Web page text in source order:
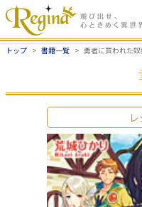
トップ 書籍一覧 勇者に買われた奴